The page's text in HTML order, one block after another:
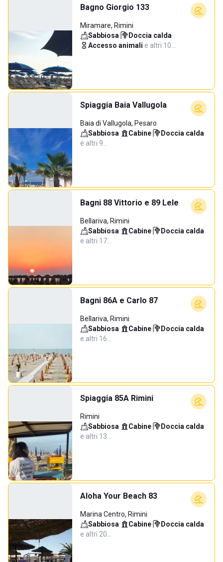
Bagno Giorgio 133
Miramare, Rimini
Sabbiosa· Doccia calda·
Accesso animali·e altri 10…
Spiaggia Baia Vallugola
Baia di Vallugola, Pesaro
Sabbiosa· Cabine· Doccia calda·
e altri 9…
Bagni 88 Vittorio e 89 Lele
Bellariva, Rimini
Sabbiosa· Cabine· Doccia calda·
e altri 17…
Bagni 86A e Carlo 87
Bellariva, Rimini
Sabbiosa· Cabine· Doccia calda·
e altri 16…
Spiaggia 85A Rimini
Rimini
Sabbiosa· Cabine· Doccia calda·
e altri 13…
Aloha Your Beach 83
Marina Centro, Rimini
Sabbiosa· Cabine· Doccia calda·
e altri 20…